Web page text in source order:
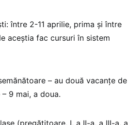
între 2-11 aprilie, prima și între
aceștia fac cursuri în sistem
– au două vacanțe de
9 mai, a doua.